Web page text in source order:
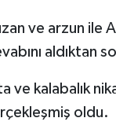
ve arzun
aldıktan
ve kalabalık
oldu.